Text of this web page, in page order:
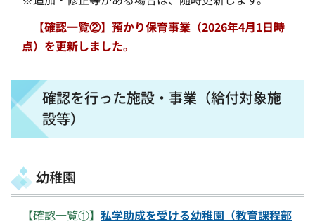
【確認一覧②】預かり保育事業（2026年4月1日時
点）を更新しました。
確認を行った施設・事業（給付対象施
設等）
幼稚園
【確認一覧①】 私学助成を受ける幼稚園（教育課程部